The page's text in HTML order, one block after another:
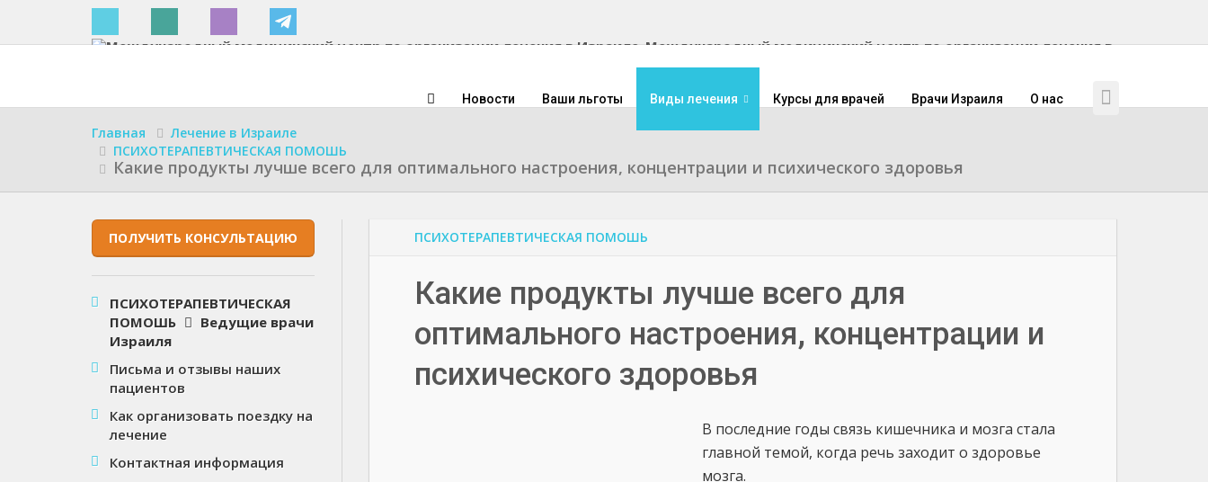
Международный медицинский центр по организации лечения в
Новости Ваши льготы Виды лечения Курсы для врачей Врачи Израиля О нас
Главная
Лечение в Израиле
ПСИХОТЕРАПЕВТИЧЕСКАЯ ПОМОШЬ
Какие продукты лучше всего для оптимального настроения, концентрации и психического здоровья
ПОЛУЧИТЬ КОНСУЛЬТАЦИЮ
ПСИХОТЕРАПЕВТИЧЕСКАЯ
ПОМОШЬ
Ведущие врачи
Израиля
Письма и отзывы наших
пациентов
Как организовать поездку на
лечение
Контактная информация
ПСИХОТЕРАПЕВТИЧЕСКАЯ ПОМОШЬ
Какие продукты лучше всего для
оптимального настроения, концентрации и
психического здоровья
В последние годы связь кишечника и мозга стала
главной темой, когда речь заходит о здоровье
мозга.